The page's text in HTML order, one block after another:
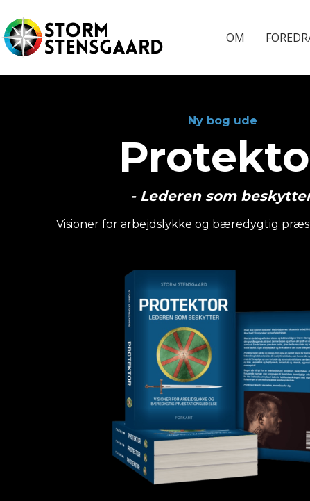
OM
Ny bog ude
- Lederen som
Visioner for arbejdslykke og bæredygtig